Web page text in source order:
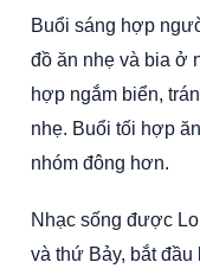
Buổi sáng hợp
đồ ăn nhẹ và bia ở
hợp ngắm biển,
nhẹ. Buổi tối hợp
nhóm đông hơn.
Nhạc sống được
và thứ Bảy, bắt đầu